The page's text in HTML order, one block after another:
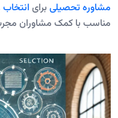
مشاوره تحصیلی برای
مناسب با کمک مشاوران